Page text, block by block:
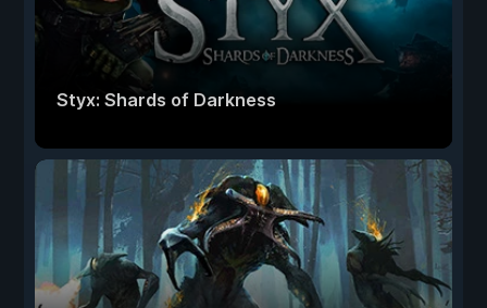
Styx: Shards of Darkness